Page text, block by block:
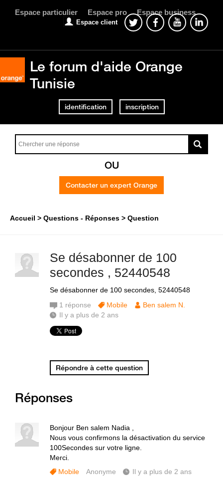
Espace particulier Espace pro Espace business
Espace client
Le forum d'aide Orange
Tunisie
identification inscription
OU
Contacter un expert Orange
Accueil Questions - Réponses Question
Se désabonner de 100
secondes , 52440548
Se désabonner de 100 secondes, 52440548
1 réponse Mobile
Ben salem N.
Il y a plus de 2 ans
Répondre à cette question
Réponses
Bonjour Ben salem Nadia ,
Nous vous confirmons la désactivation du service
100Secondes sur votre ligne.
Merci.
Mobile
Anonyme Il y a plus de 2 ans